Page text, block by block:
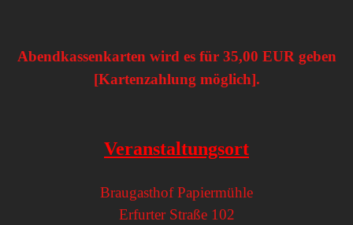
Abendkassenkarten wird es für 35,00 EUR geben
[Kartenzahlung möglich].
Veranstaltungsort
Braugasthof Papiermühle
Erfurter Straße 102